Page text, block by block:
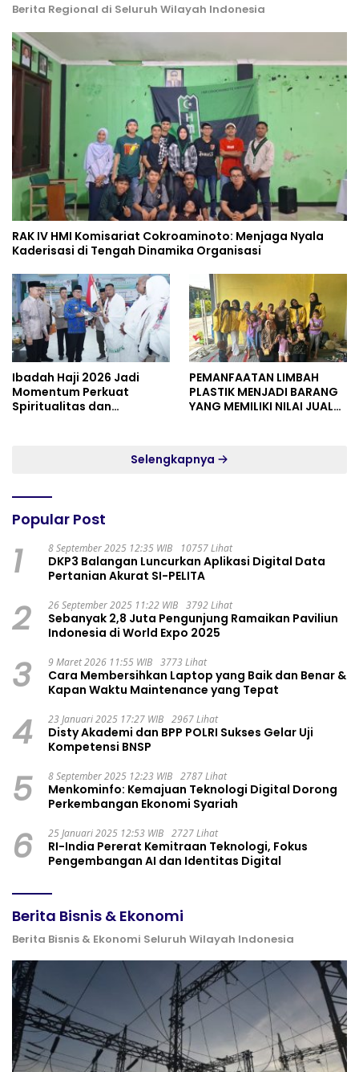
Berita Regional di Seluruh Wilayah Indonesia
RAK IV HMI Komisariat Cokroaminoto: Menjaga Nyala
Kaderisasi di Tengah Dinamika Organisasi
Ibadah Haji 2026 Jadi
Momentum Perkuat
Spiritualitas dan
PEMANFAATAN LIMBAH
PLASTIK MENJADI BARANG
YANG MEMILIKI NILAI JUAL
Selengkapnya
Popular Post
1 8 September 2025 12:35 WIB 10757 Lihat
DKP3 Balangan Luncurkan Aplikasi Digital Data
Pertanian Akurat SI-PELITA
2 26 September 2025 11:22 WIB 3792 Lihat
Sebanyak 2,8 Juta Pengunjung Ramaikan Paviliun
Indonesia di World Expo 2025
3 9 Maret 2026 11:55 WIB 3773 Lihat
Cara Membersihkan Laptop yang Baik dan Benar &
Kapan Waktu Maintenance yang Tepat
4 23 Januari 2025 17:27 WIB 2967 Lihat
Disty Akademi dan BPP POLRI Sukses Gelar Uji
Kompetensi BNSP
5 8 September 2025 12:23 WIB 2787 Lihat
Menkominfo: Kemajuan Teknologi Digital Dorong
Perkembangan Ekonomi Syariah
6 25 Januari 2025 12:53 WIB 2727 Lihat
RI-India Pererat Kemitraan Teknologi, Fokus
Pengembangan AI dan Identitas Digital
Berita Bisnis & Ekonomi
Berita Bisnis & Ekonomi Seluruh Wilayah Indonesia